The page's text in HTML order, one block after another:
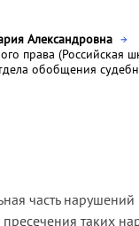
Александровна
права (Российская
обобщения
часть
пресечения таких